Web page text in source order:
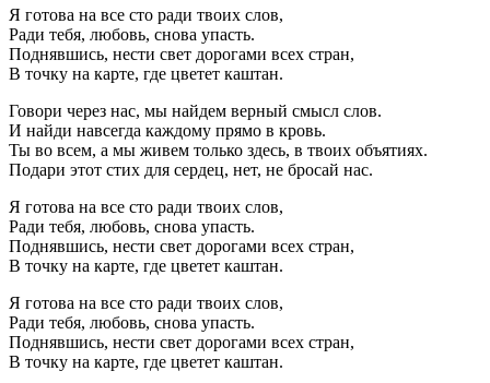
Я готова на все сто ради твоих слов,
Ради тебя, любовь, снова упасть.
Поднявшись, нести свет дорогами всех стран,
В точку на карте, где цветет каштан.
Говори через нас, мы найдем верный смысл слов.
И найди навсегда каждому прямо в кровь.
Ты во всем, а мы живем только здесь, в твоих объятиях.
Подари этот стих для сердец, нет, не бросай нас.
Я готова на все сто ради твоих слов,
Ради тебя, любовь, снова упасть.
Поднявшись, нести свет дорогами всех стран,
В точку на карте, где цветет каштан.
Я готова на все сто ради твоих слов,
Ради тебя, любовь, снова упасть.
Поднявшись, нести свет дорогами всех стран,
В точку на карте, где цветет каштан.